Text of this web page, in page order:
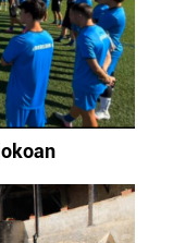
dira. Ikusi gure
nola egin
moduari
lehentasunak
ken dezakezu